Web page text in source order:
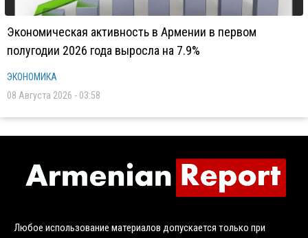
Экономическая активность в Армении в первом
полугодии 2026 года выросла на 7.9%
ЭКОНОМИКА
08 Августа 2026 - 03:58
Любое использование материалов допускается только при